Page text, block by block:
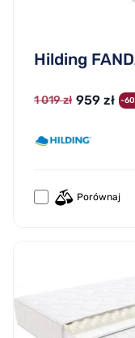
Hilding
1 019 zł 959 zł -60
Porównaj